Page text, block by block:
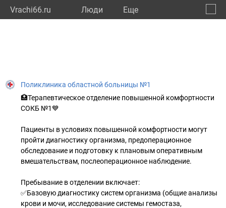
Vrachi66.ru Люди Eще
Поликлиника областной больницы №1
🏥Терапевтическое отделение повышенной комфортности
СОКБ №1💙
Пациенты в условиях повышенной комфортности могут
пройти диагностику организма, предоперационное
обследование и подготовку к плановым оперативным
вмешательствам, послеоперационное наблюдение.
Пребывание в отделении включает:
✅Базовую диагностику систем организма (общие анализы
крови и мочи, исследование системы гемостаза,